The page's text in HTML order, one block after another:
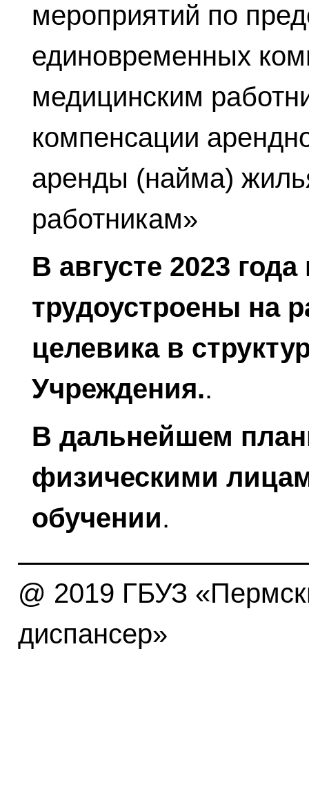
мероприятий по
единовременных
медицинским
компенсации
аренды (найма)
работникам»
В августе 2023
трудоустроены на
целевика в
Учреждения..
В дальнейшем
физическими
обучении.
@ 2019 ГБУЗ
диспансер»